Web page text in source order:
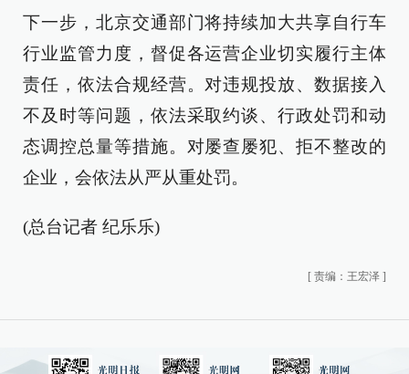
下一步，北京交通部门将持续加大共享自行车
行业监管力度，督促各运营企业切实履行主体
责任，依法合规经营。对违规投放、数据接入
不及时等问题，依法采取约谈、行政处罚和动
态调控总量等措施。对屡查屡犯、拒不整改的
企业，会依法从严从重处罚。
(总台记者 纪乐乐)
[ 责编：王宏泽 ]